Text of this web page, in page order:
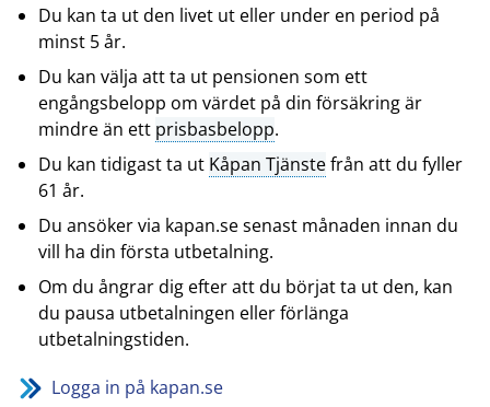
Du kan ta ut den livet ut eller under en period på
minst 5 år.
Du kan välja att ta ut pensionen som ett
engångsbelopp om värdet på din försäkring är
mindre än ett prisbasbelopp.
Du kan tidigast ta ut Kåpan Tjänstefrån att du fyller
61 år.
Du ansöker via kapan.se senast månaden innan du
vill ha din första utbetalning.
Om du ångrar dig efter att du börjat ta ut den, kan
du pausa utbetalningen eller förlänga
utbetalningstiden.
Logga in på kapan.se